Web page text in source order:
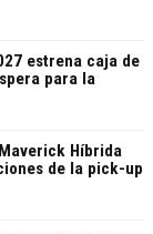
estrena caja de
para la
Híbrida
de la pick-up